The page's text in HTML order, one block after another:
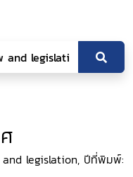
and legislation, ปีที่พิมพ์: